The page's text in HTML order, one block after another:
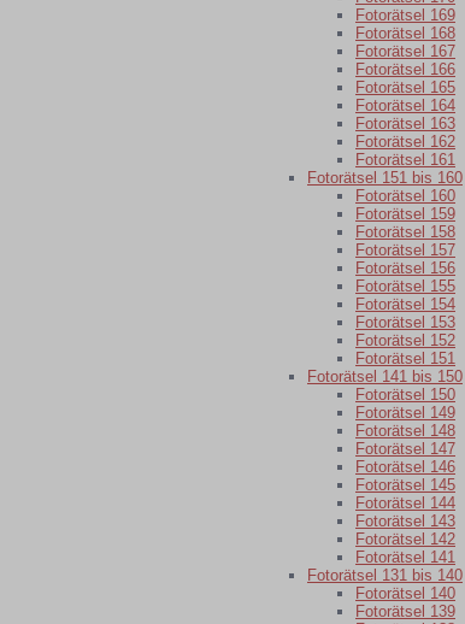
Fotorätsel 169
Fotorätsel 168
Fotorätsel 167
Fotorätsel 166
Fotorätsel 165
Fotorätsel 164
Fotorätsel 163
Fotorätsel 162
Fotorätsel 161
Fotorätsel 151 bis 160
Fotorätsel 160
Fotorätsel 159
Fotorätsel 158
Fotorätsel 157
Fotorätsel 156
Fotorätsel 155
Fotorätsel 154
Fotorätsel 153
Fotorätsel 152
Fotorätsel 151
Fotorätsel 141 bis 150
Fotorätsel 150
Fotorätsel 149
Fotorätsel 148
Fotorätsel 147
Fotorätsel 146
Fotorätsel 145
Fotorätsel 144
Fotorätsel 143
Fotorätsel 142
Fotorätsel 141
Fotorätsel 131 bis 140
Fotorätsel 140
Fotorätsel 139